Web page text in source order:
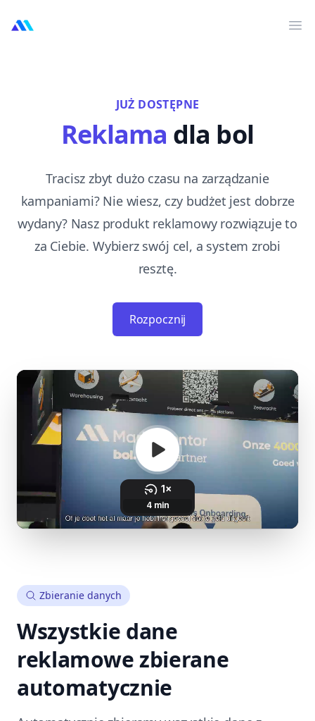
MarktMentor
JUŻ DOSTĘPNE
Reklama dla bol
Tracisz zbyt dużo czasu na zarządzanie
kampaniami? Nie wiesz, czy budżet jest dobrze
wydany? Nasz produkt reklamowy rozwiązuje to
za Ciebie. Wybierz swój cel, a system zrobi
resztę.
Rozpocznij
Zbieranie danych
Wszystkie dane
reklamowe zbierane
automatycznie